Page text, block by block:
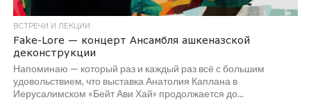
ВСТРЕЧИ И ЛЕКЦИИ
Fake-Lore — концерт Ансамбля ашкеназской
деконструкции
Напоминаю — который раз и каждый раз всё с большим
удовольствием, что выставка Анатолия Каплана в
Иерусалимском «Бейт Ави Хай» продолжается до...